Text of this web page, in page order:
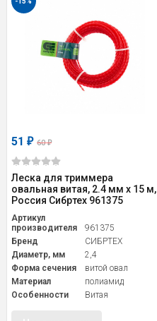
51 ₽ 60₽
Леска для триммера
овальная витая, 2.4 мм х 15 м,
Россия Сибртех 961375
Артикул
производителя
961375
Бренд
СИБРТЕХ
Диаметр, мм
2,4
Форма сечения
витой овал
Материал
полиамид
Особенности
Витая